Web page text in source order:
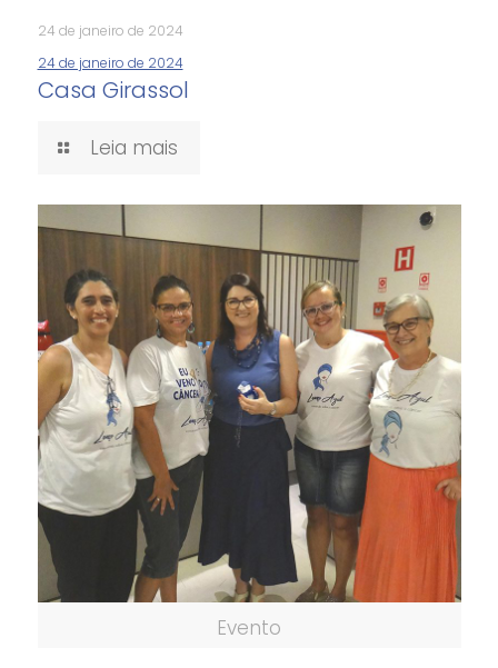
24 de janeiro de 2024
24 de janeiro de 2024
Casa Girassol
Leia mais
Evento